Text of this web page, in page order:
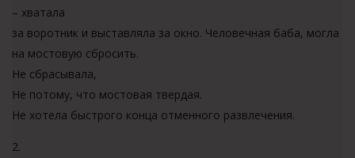
– хватала
за воротник и выставляла за окно. Человечная баба, могла
на мостовую сбросить.
Не сбрасывала,
Не потому, что мостовая твердая.
Не хотела быстрого конца отменного развлечения.
2.